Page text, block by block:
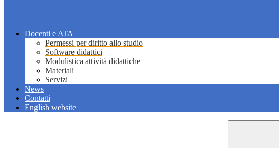
Docenti e ATA
Permessi per diritto allo studio
Software didattici
Modulistica attività didattiche
Materiali
Servizi
News
Contatti
English website